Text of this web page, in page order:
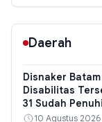
Daerah
Disnaker
Disabilitas
31 Sudah
10 Agustus 2026